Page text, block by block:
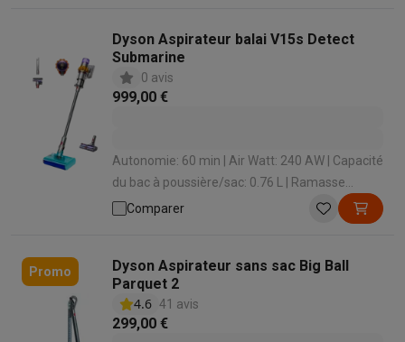
Dyson Aspirateur balai V15s Detect
Submarine
0 avis
999,00 €
Autonomie: 60 min | Air Watt: 240 AW | Capacité
du bac à poussière/sac: 0.76 L | Ramasse
miettes intégré: Oui | Temps de charge: 270 min
Comparer
Promo
Dyson Aspirateur sans sac Big Ball
Parquet 2
4.6 41 avis
299,00 €